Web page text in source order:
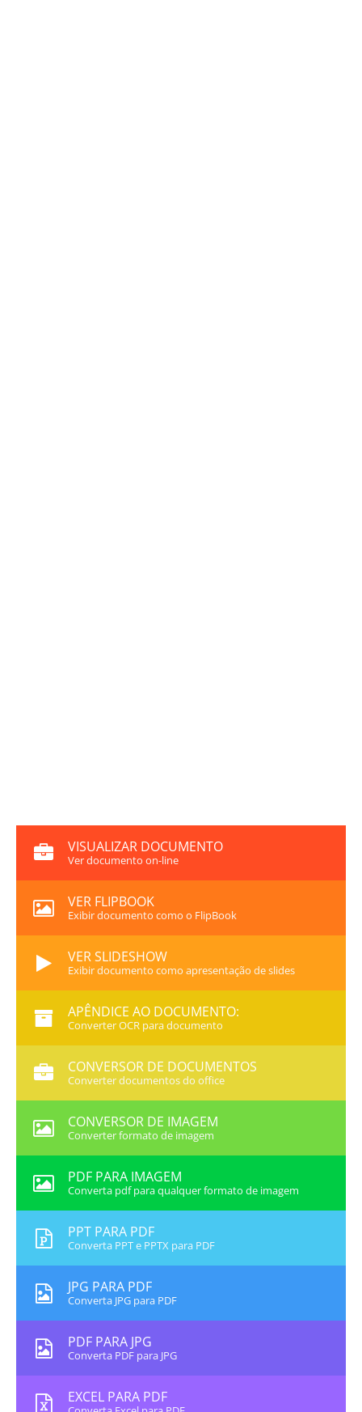
VISUALIZAR DOCUMENTO
Ver documento on-line
VER FLIPBOOK
Exibir documento como o FlipBook
VER SLIDESHOW
Exibir documento como apresentação de slides
APÊNDICE AO DOCUMENTO:
Converter OCR para documento
CONVERSOR DE DOCUMENTOS
Converter documentos do office
CONVERSOR DE IMAGEM
Converter formato de imagem
PDF PARA IMAGEM
Converta pdf para qualquer formato de imagem
PPT PARA PDF
Converta PPT e PPTX para PDF
JPG PARA PDF
Converta JPG para PDF
PDF PARA JPG
Converta PDF para JPG
EXCEL PARA PDF